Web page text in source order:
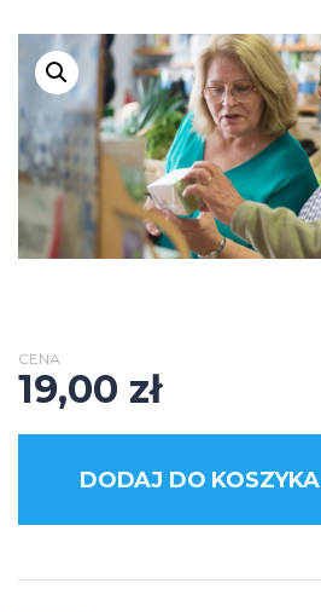
CENA
19,00 zł
DODAJ DO KOSZYKA